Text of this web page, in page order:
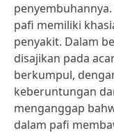
pafi memiliki
penyakit. Dalam
disajikan pada
berkumpul,
keberuntungan
menganggap
dalam pafi